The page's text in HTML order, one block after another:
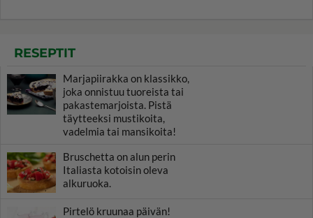
RESEPTIT
Marjapiirakka on klassikko,
joka onnistuu tuoreista tai
pakastemarjoista. Pistä
täytteeksi mustikoita,
vadelmia tai mansikoita!
Bruschetta on alun perin
Italiasta kotoisin oleva
alkuruoka.
Pirtelö kruunaa päivän!